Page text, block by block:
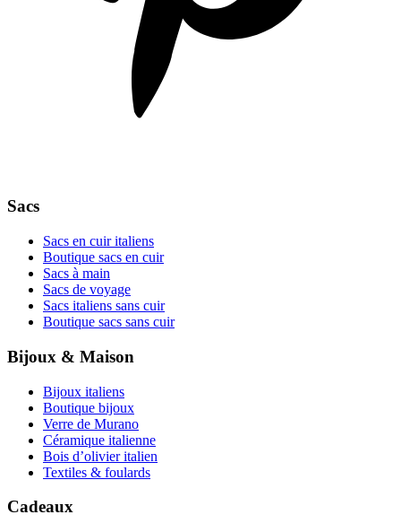
Sacs
Sacs en cuir italiens
Boutique sacs en cuir
Sacs à main
Sacs de voyage
Sacs italiens sans cuir
Boutique sacs sans cuir
Bijoux & Maison
Bijoux italiens
Boutique bijoux
Verre de Murano
Céramique italienne
Bois d’olivier italien
Textiles & foulards
Cadeaux